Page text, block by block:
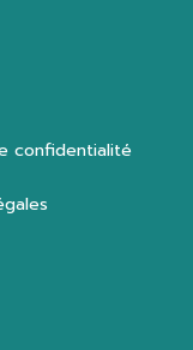
confidentialité